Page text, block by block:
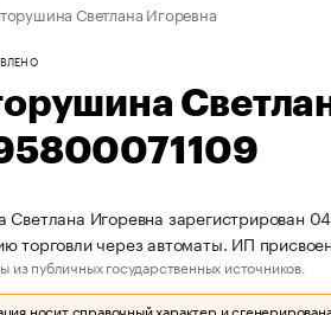
Светлана Игоревна
Игоревна зарегистрирован
торговли через автоматы. ИП
из публичных государственных источников.
носит справочный характер и